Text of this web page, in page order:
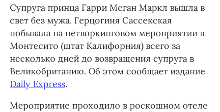
Супруга принца Гарри Меган Маркл вышла в
свет без мужа. Герцогиня Сассекская
побывала на нетворкинговом мероприятии в
Монтесито (штат Калифорния) всего за
несколько дней до возвращения супруга в
Великобританию. Об этом сообщает издание
Daily Express.
Мероприятие проходило в роскошном отеле